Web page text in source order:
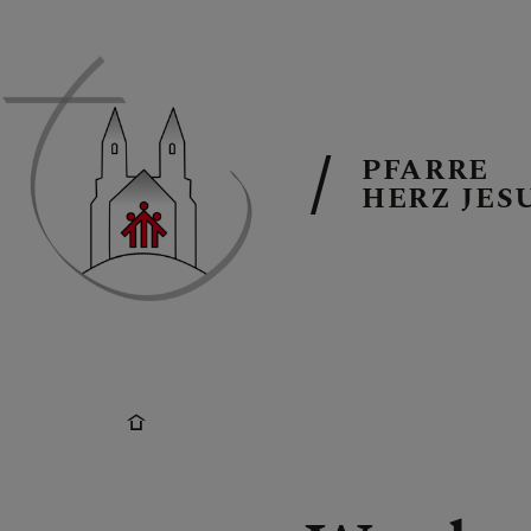
PFARRTEAM
GRUPPEN
PFARRE
HERZ